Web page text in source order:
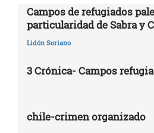
Campos de refugiados
particularidad de Sabra y
Lidón Soriano
3 Crónica- Campos
chile-crimen organizado